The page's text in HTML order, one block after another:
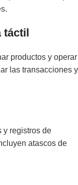
táctil
productos y operar
las transacciones y
y registros de
atascos de